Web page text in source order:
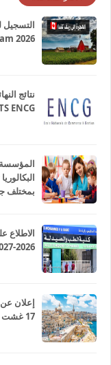
2026
ENCG
بمختلف
الاطلاع
2026-2027
إعلان
17 غشت 2026